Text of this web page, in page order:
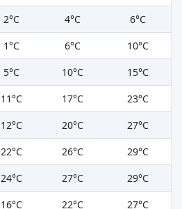
2°C 4°C
6°C
1°C 6°C
10°C
5°C 10°C
15°C
11°C 17°C
23°C
12°C 20°C
27°C
22°C 26°C
29°C
24°C 27°C
29°C
16°C 22°C
27°C